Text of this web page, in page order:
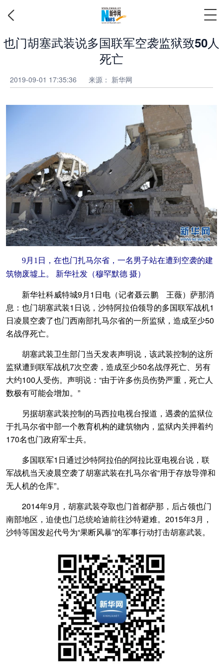
也门胡塞武装说多国联军空袭监狱致50人
死亡
2019-09-01 17:35:36 来源： 新华网
9月1日，在也门扎马尔省，一名男子站在遭到空袭的建
筑物废墟上。 新华社发（穆罕默德 摄）
新华社科威特城9月1日电（记者聂云鹏 王薇）萨那消
息：也门胡塞武装1日说，沙特阿拉伯领导的多国联军战机1
日凌晨空袭了也门西南部扎马尔省的一所监狱，造成至少50
名战俘死亡。
胡塞武装卫生部门当天发表声明说，该武装控制的这所
监狱遭到联军战机7次空袭，造成至少50名战俘死亡、另有
大约100人受伤。声明说：“由于许多伤员伤势严重，死亡人
数极有可能会增加。”
另据胡塞武装控制的马西拉电视台报道，遇袭的监狱位
于扎马尔省中部一个教育机构的建筑物内，监狱内关押着约
170名也门政府军士兵。
多国联军1日通过沙特阿拉伯的阿拉比亚电视台说，联
军战机当天凌晨空袭了胡塞武装在扎马尔省“用于存放导弹和
无人机的仓库”。
2014年9月，胡塞武装夺取也门首都萨那，后占领也门
南部地区，迫使也门总统哈迪前往沙特避难。2015年3月，
沙特等国发起代号为“果断风暴”的军事行动打击胡塞武装。